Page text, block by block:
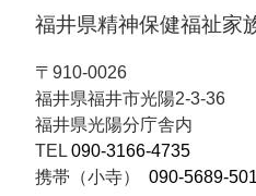
福井県精神保健福祉家
〒910-0026
福井県福井市光陽2-3-36
福井県光陽分庁舎内
TEL 090-3166-4735
携帯（小寺） 090-5689-